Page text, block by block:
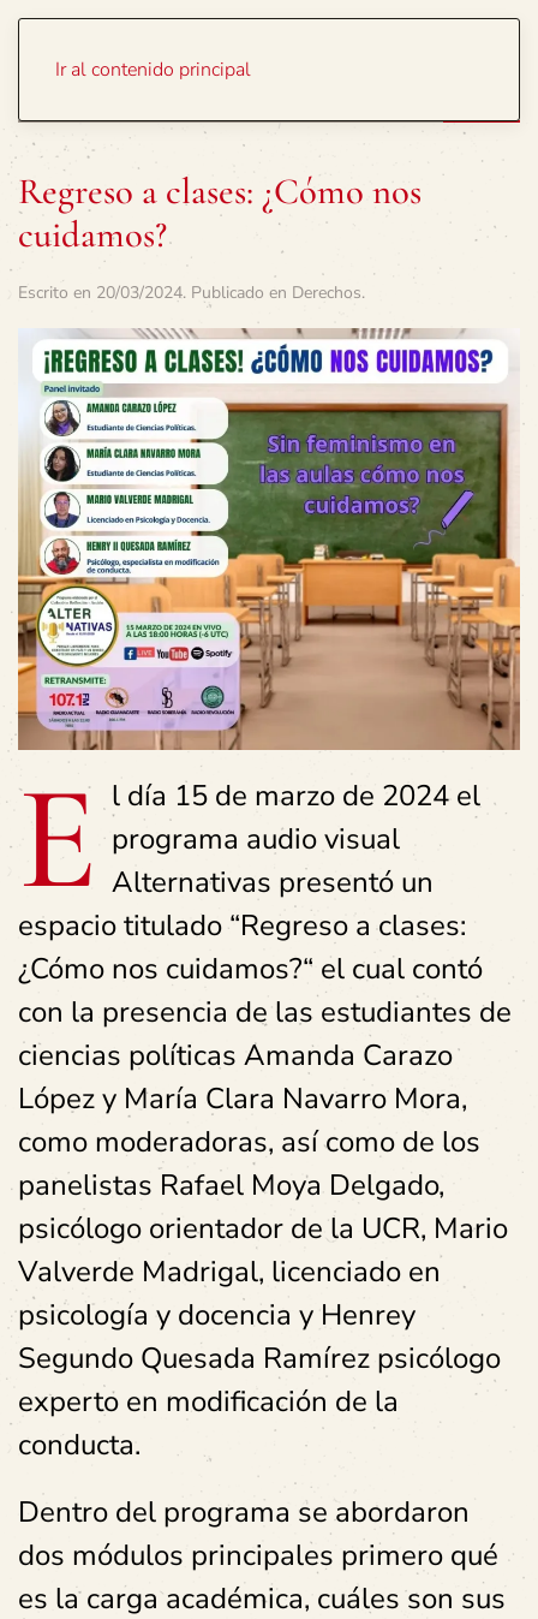
Ir al contenido principal
Regreso a clases: ¿Cómo nos
cuidamos?
Escrito en 20/03/2024. Publicado en Derechos.
E l día 15 de marzo de 2024 el
programa audio visual
Alternativas presentó un
espacio titulado “Regreso a clases:
¿Cómo nos cuidamos?“ el cual contó
con la presencia de las estudiantes de
ciencias políticas Amanda Carazo
López y María Clara Navarro Mora,
como moderadoras, así como de los
panelistas Rafael Moya Delgado,
psicólogo orientador de la UCR, Mario
Valverde Madrigal, licenciado en
psicología y docencia y Henrey
Segundo Quesada Ramírez psicólogo
experto en modificación de la
conducta.
Dentro del programa se abordaron
dos módulos principales primero qué
es la carga académica, cuáles son sus